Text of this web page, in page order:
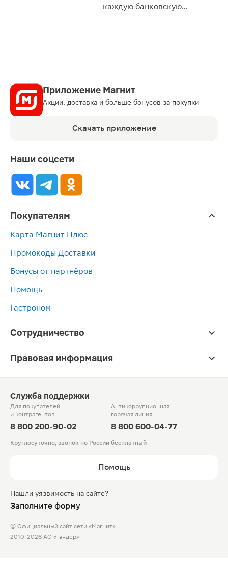
каждую банковскую
Приложение Магнит
Акции, доставка и больше бонусов за покупки
Скачать приложение
Наши соцсети
Покупателям
Карта Магнит Плюс
Промокоды Доставки
Бонусы от партнёров
Помощь
Гастроном
Сотрудничество
Правовая информация
Служба поддержки
Для покупателей
и контрагентов
8 800 200-90-02
Антикоррупционная
горячая линия
8 800 600-04-77
Круглосуточно, звонок по России бесплатный
Помощь
Нашли уязвимость на сайте?
Заполните форму
© Официальный сайт сети «Магнит».
2010-2026 АО «Тандер»